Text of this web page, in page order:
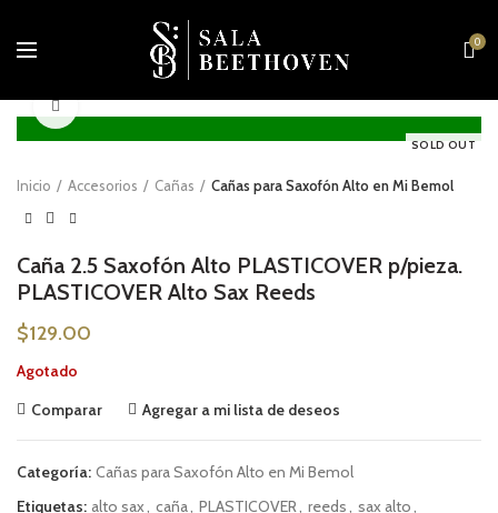
0
SOLD OUT
Inicio Accesorios Cañas Cañas para Saxofón Alto en Mi Bemol
Caña 2.5 Saxofón Alto PLASTICOVER p/pieza.
PLASTICOVER Alto Sax Reeds
$129.00
Agotado
Comparar
Agregar a mi lista de deseos
Categoría: Cañas para Saxofón Alto en Mi Bemol
Etiquetas: alto sax, caña, PLASTICOVER, reeds, sax alto,